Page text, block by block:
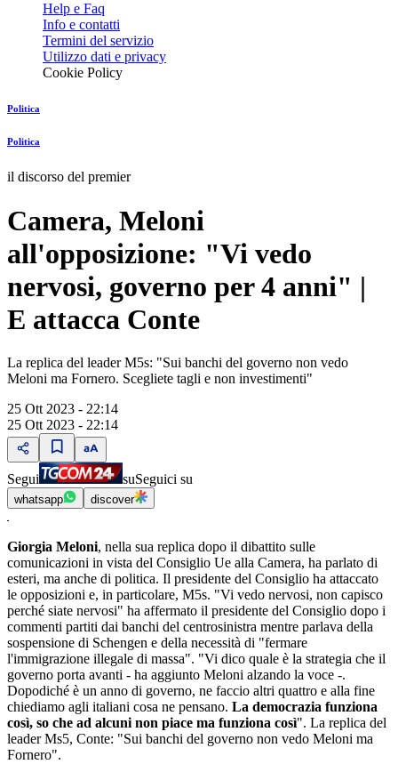
Help e Faq
Info e contatti
Termini del servizio
Utilizzo dati e privacy
Cookie Policy
Politica
Politica
il discorso del premier
Camera, Meloni
all'opposizione: "Vi vedo
nervosi, governo per 4 anni" |
E attacca Conte
La replica del leader M5s: "Sui banchi del governo non vedo
Meloni ma Fornero. Scegliete tagli e non investimenti"
25 Ott 2023 - 22:14
25 Ott 2023 - 22:14
Segui suSeguici su
whatsapp discover
Giorgia Meloni, nella sua replica dopo il dibattito sulle
comunicazioni in vista del Consiglio Ue alla Camera, ha parlato di
esteri, ma anche di politica. Il presidente del Consiglio ha attaccato
le opposizioni e, in particolare, M5s. "Vi vedo nervosi, non capisco
perché siate nervosi" ha affermato il presidente del Consiglio dopo i
commenti partiti dai banchi del centrosinistra mentre parlava della
sospensione di Schengen e della necessità di "fermare
l'immigrazione illegale di massa". "Vi dico quale è la strategia che il
governo porta avanti - ha aggiunto Meloni alzando la voce -.
Dopodiché è un anno di governo, ne faccio altri quattro e alla fine
chiediamo agli italiani cosa ne pensano. La democrazia funziona
così, so che ad alcuni non piace ma funziona così". La replica del
leader Ms5, Conte: "Sui banchi del governo non vedo Meloni ma
Fornero".